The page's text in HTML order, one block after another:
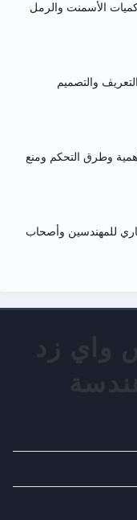
الأسمنت والرمل
والتصميم
وطرق التحكم ومنع
2026: دليل استثماري للمهندسين وأصحاب